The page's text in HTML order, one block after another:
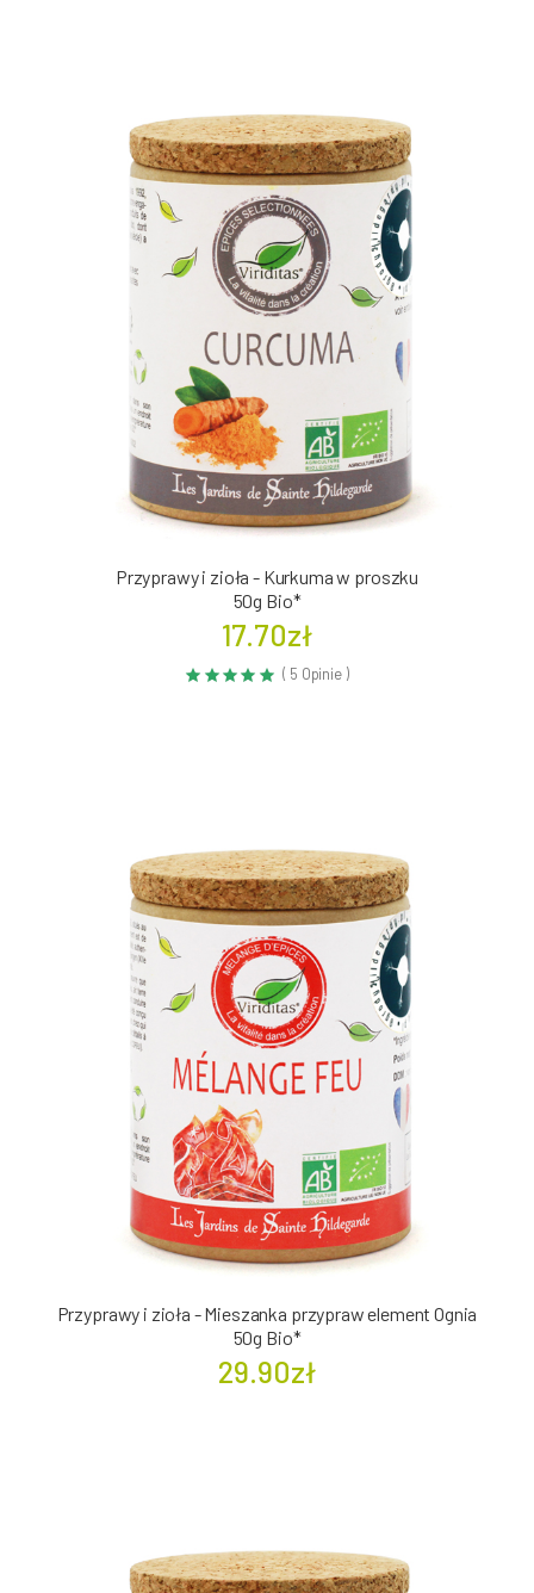
Przyprawy i zioła - Kurkuma w proszku
50g Bio*
17.70zł
( 5 Opinie )
Przyprawy i zioła - Mieszanka przypraw element Ognia
50g Bio*
29.90zł